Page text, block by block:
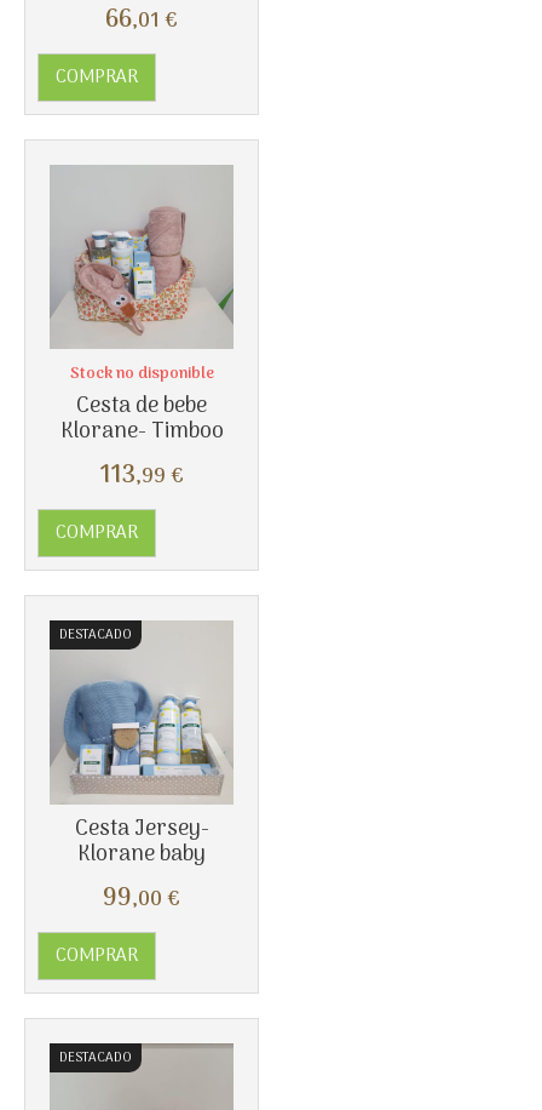
66,01 €
COMPRAR
Cesta de bebe
Klorane- Timboo
113,99 €
Stock no disponible
COMPRAR
DESTACADO
Cesta Jersey-
Klorane baby
99,00 €
COMPRAR
DESTACADO
Más info
Más info